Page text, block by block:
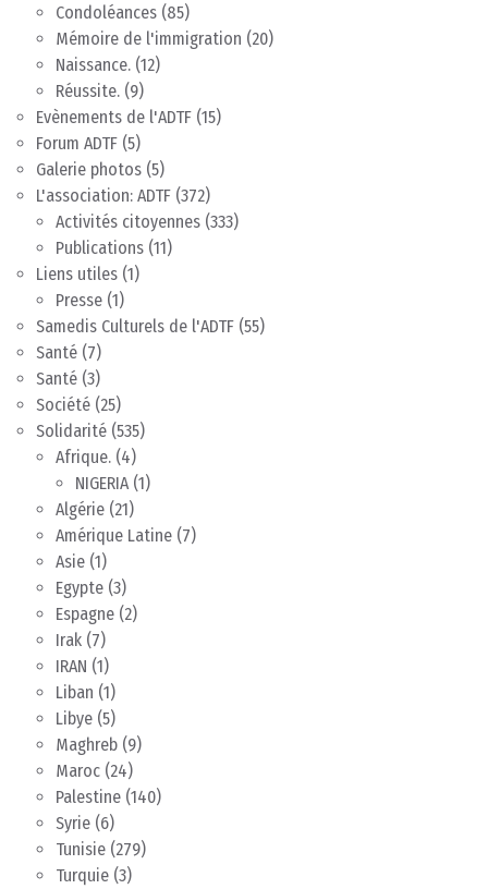
Condoléances (85)
Mémoire de l'immigration (20)
Naissance. (12)
Réussite. (9)
Evènements de l'ADTF (15)
Forum ADTF (5)
Galerie photos (5)
L'association: ADTF (372)
Activités citoyennes (333)
Publications (11)
Liens utiles (1)
Presse (1)
Samedis Culturels de l'ADTF (55)
Santé (7)
Santé (3)
Société (25)
Solidarité (535)
Afrique. (4)
NIGERIA(1)
Algérie (21)
Amérique Latine (7)
Asie (1)
Egypte (3)
Espagne (2)
Irak (7)
IRAN (1)
Liban (1)
Libye (5)
Maghreb (9)
Maroc (24)
Palestine (140)
Syrie (6)
Tunisie (279)
Turquie (3)